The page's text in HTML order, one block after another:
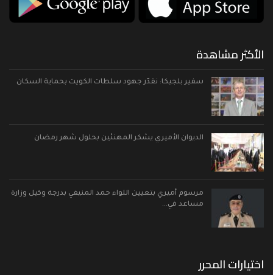
الأكثر مشاهدة
سفير بلجيكا: نقدّر جهود سلطات الكويت بحماية السكان
الديوان الأميري يشكر المهنئين بحلول شهر رمضان
مرسوم أميري بتعيين اللواء حمد المنيفي بدرجة وكيل وزارة
مساعد في…
اختيارات المحرر